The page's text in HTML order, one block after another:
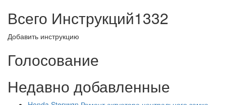
Всего Инструкций1332
Добавить инструкцию
Голосование
Недавно добавленные